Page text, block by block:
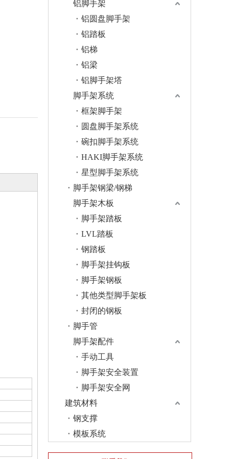
铝脚手架
铝圆盘脚手架
铝踏板
铝梯
铝梁
铝脚手架塔
脚手架系统
框架脚手架
圆盘脚手架系统
碗扣脚手架系统
HAKI脚手架系统
星型脚手架系统
脚手架钢梁/钢梯
脚手架木板
脚手架踏板
LVL踏板
钢踏板
脚手架挂钩板
脚手架钢板
其他类型脚手架板
封闭的钢板
脚手管
脚手架配件
手动工具
脚手架安全装置
脚手架安全网
建筑材料
钢支撑
模板系统